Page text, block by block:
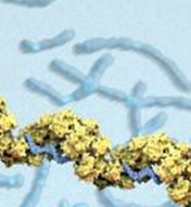
Comment
sommeil
vacances ?